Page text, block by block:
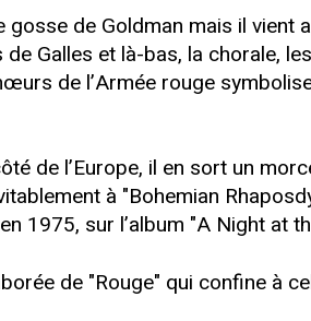
de Goldman mais il vient
de Galles et là-bas, la chorale,
de l’Armée rouge
de l’Europe, il en sort un
à "Bohemian
1975, sur l’album "A Night at
de "Rouge" qui confine à